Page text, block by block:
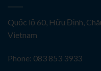
Quốc lộ 60, Hữu Định,
Vietnam
Phone: 083 853 3933